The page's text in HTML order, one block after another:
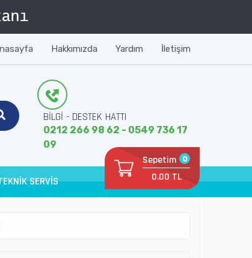
Hakkımızda Yardım İletişim
BİLGİ - DESTEK HATTI
0212 266 98 62 - 0549 736 17
09
Sepetim 0
0.00 TL
SERVİS